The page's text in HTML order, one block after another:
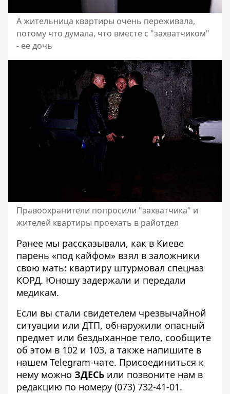
А жительница квартиры очень переживала,
потому что думала, что вместе с "захватчиком"
- ее дочь
Правоохранители попросили "захватчика" и
жителей квартиры проехать в райотдел
Ранее мы рассказывали, как в Киеве
парень «под кайфом» взял в заложники
свою мать: квартиру штурмовал спецназ
КОРД. Юношу задержали и передали
медикам.
Если вы стали свидетелем чрезвычайной
ситуации или ДТП, обнаружили опасный
предмет или бездыханное тело, сообщите
об этом в 102 и 103, а также напишите в
нашем Telegram-чате. Присоединиться к
нему можно ЗДЕСЬ или позвоните нам в
редакцию по номеру (073) 732-41-01.